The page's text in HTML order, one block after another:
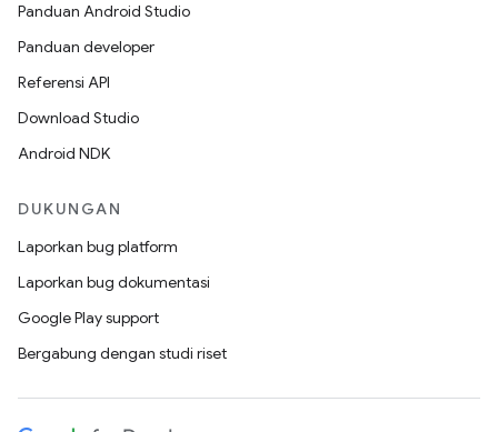
Panduan Android Studio
Panduan developer
Referensi API
Download Studio
Android NDK
DUKUNGAN
Laporkan bug platform
Laporkan bug dokumentasi
Google Play support
Bergabung dengan studi riset